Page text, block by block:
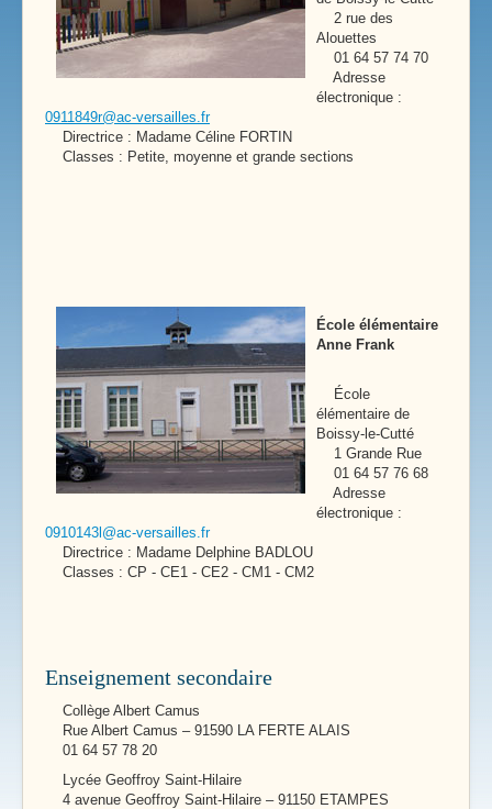
2 rue des
Alouettes
01 64 57 74 70
Adresse
électronique :
0911849r@ac-versailles.fr
Directrice : Madame Céline FORTIN
Classes : Petite, moyenne et grande sections
École élémentaire
Anne Frank
École
élémentaire de
Boissy-le-Cutté
1 Grande Rue
01 64 57 76 68
Adresse
électronique :
0910143l@ac-versailles.fr
Directrice : Madame Delphine BADLOU
Classes : CP - CE1 - CE2 - CM1 - CM2
Enseignement secondaire
Collège Albert Camus
Rue Albert Camus – 91590 LA FERTE ALAIS
01 64 57 78 20
Lycée Geoffroy Saint-Hilaire
4 avenue Geoffroy Saint-Hilaire – 91150 ETAMPES